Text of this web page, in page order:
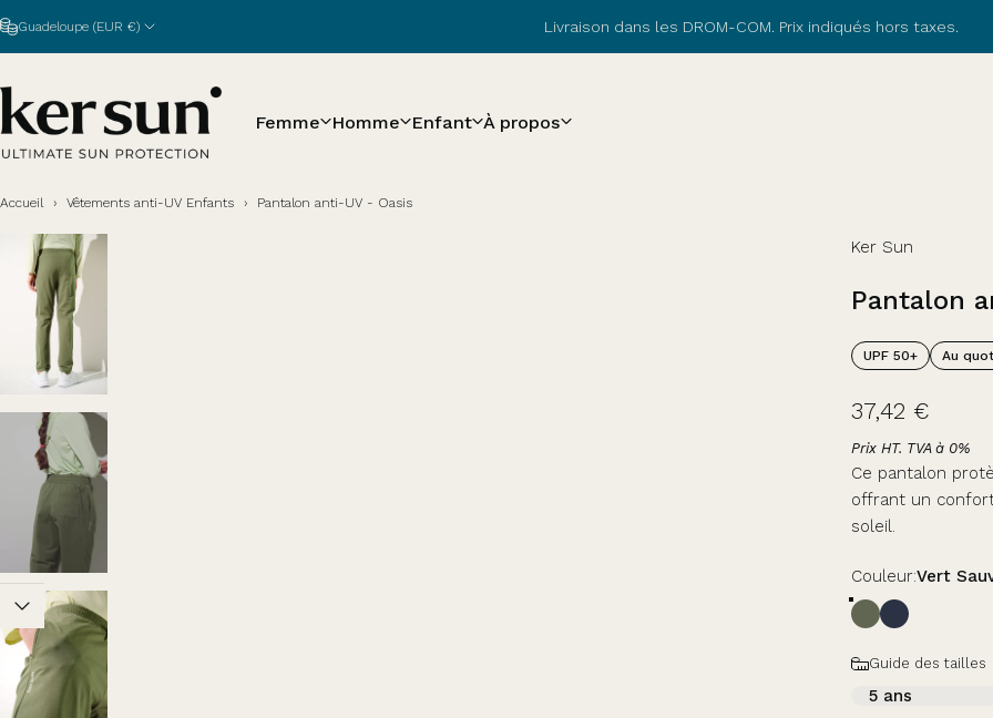
Livraison dans les DROM-COM. Prix indiqués hors taxes.
Guadeloupe (EUR €)
Ker Sun Femme Homme Enfant À propos
Accueil › Vêtements anti-UV Enfants › Pantalon anti-UV - Oasis
Ker Sun
Pantalon
UPF 50+ Au
37,42 €
Prix HT. TVA à 0%
Ce pantalon
offrant un
soleil.
Couleur
Couleur:Vert
TailleGuide des tailles
5 ans